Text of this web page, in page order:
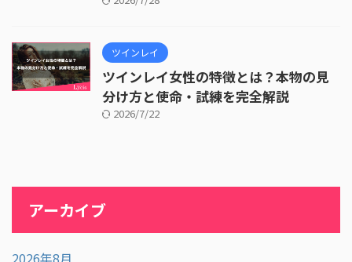
ツインレイ
ツインレイ女性の特徴とは？本物の見
分け方と使命・試練を完全解説
2026/7/22
アーカイブ
2026年8月